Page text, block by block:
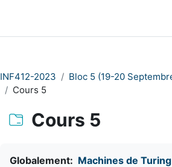
INF412-2023
Bloc 5 (19-20
Cours 5
Cours 5
Globalement: Machines de Turing